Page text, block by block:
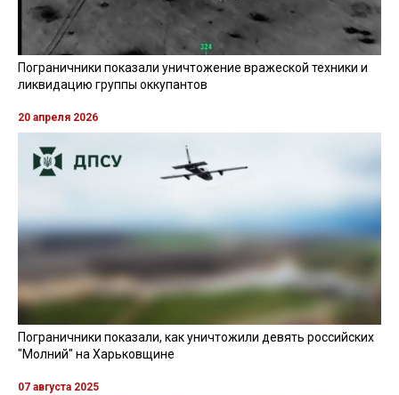
Пограничники показали уничтожение вражеской техники и
ликвидацию группы оккупантов
20 апреля 2026
Пограничники показали, как уничтожили девять российских
"Молний" на Харьковщине
07 августа 2025